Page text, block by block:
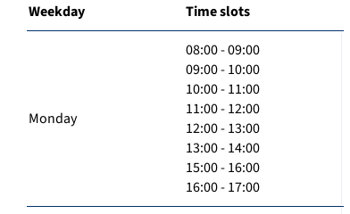
Weekday Time slots
Monday
08:00 - 09:00
09:00 - 10:00
10:00 - 11:00
11:00 - 12:00
12:00 - 13:00
13:00 - 14:00
15:00 - 16:00
16:00 - 17:00